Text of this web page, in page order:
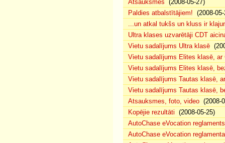
Atsauksmes (2008-05-27)
Paldies atbalstītājiem! (2008-
...un atkal tukšs un kluss ir
Ultra klases uzvarētāji CDT
Vietu sadalījums Ultra klasē
Vietu sadalījums Elites klasē, ar
Vietu sadalījums Elites klasē,
Vietu sadalījums Tautas klasē,
Vietu sadalījums Tautas klasē,
Atsauksmes, foto, video (2008-
Kopējie rezultāti (2008-05-25)
AutoChase eVocation reglaments
AutoChase eVocation